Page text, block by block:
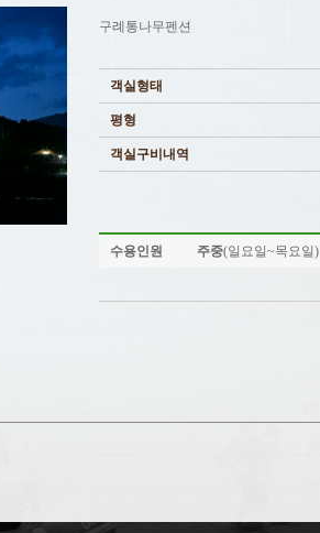
구례통나무펜션
객실형태
평형
객실구비내역
수용인원 주중(일요일~목요일)